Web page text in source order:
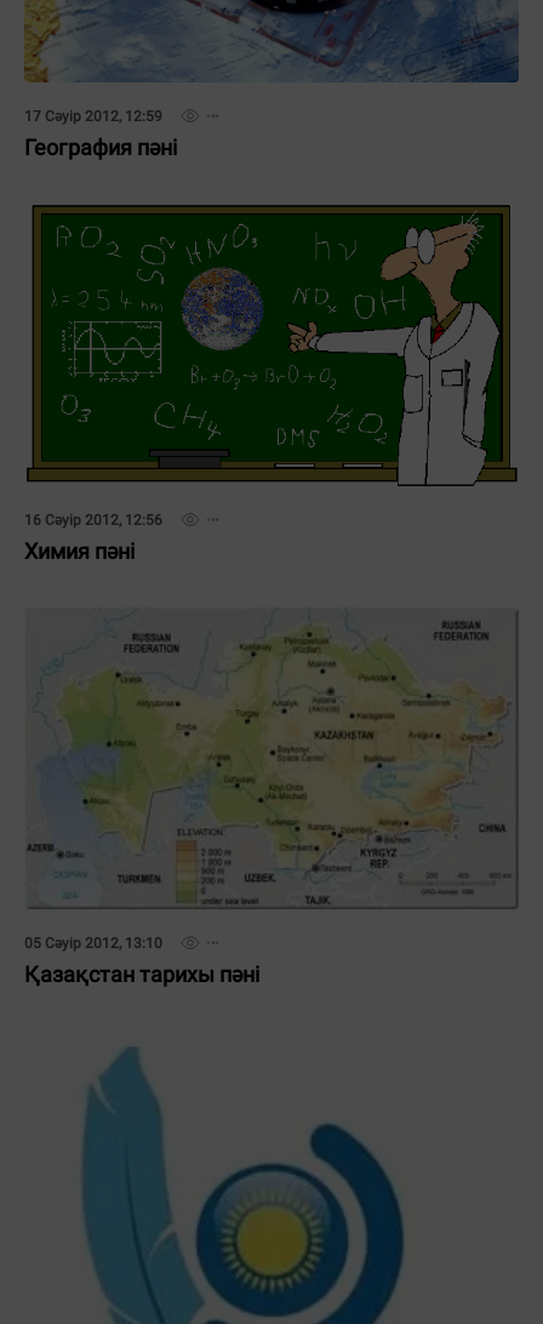
17 Сәуір 2012, 12:59
География пәні
16 Сәуір 2012, 12:56
Химия пәні
05 Сәуір 2012, 13:10
Қазақстан тарихы пәні